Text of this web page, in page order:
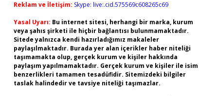
Reklam ve İletişim: Skype: live:.cid.575569c608265c69
Yasal Uyarı: Bu internet sitesi, herhangi bir marka, kurum
veya şahıs şirketi ile hiçbir bağlantısı bulunmamaktadır.
Sitede yalnızca kendi hazırladığımız makaleler
paylaşılmaktadır. Burada yer alan içerikler haber niteliği
taşımamakta olup, gerçek kurum ve kişiler hakkında
paylaşım yapılmamaktadır. Gerçek kurum ve kişiler ile isim
benzerlikleri tamamen tesadüfidir. Sitemizdeki bilgiler
taslak halindedir ve tavsiye niteliği taşımazlar.